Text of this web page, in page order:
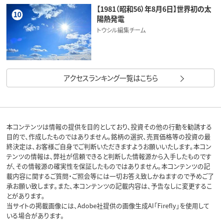
10
【1981（昭和56）年8月6日】世界初の太
陽熱発電
トウシル編集チーム
アクセスランキング一覧はこちら
本コンテンツは情報の提供を目的としており、投資その他の行動を勧誘する
目的で、作成したものではありません。銘柄の選択、売買価格等の投資の最
終決定は、お客様ご自身でご判断いただきますようお願いいたします。本コン
テンツの情報は、弊社が信頼できると判断した情報源から入手したものです
が、その情報源の確実性を保証したものではありません。本コンテンツの記
載内容に関するご質問・ご照会等には一切お答え致しかねますので予めご了
承お願い致します。また、本コンテンツの記載内容は、予告なしに変更するこ
とがあります。
当サイトの掲載画像には、Adobe社提供の画像生成AI「Firefly」を使用して
いる場合があります。